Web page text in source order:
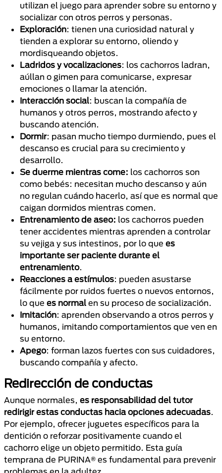
utilizan el juego para aprender sobre su entorno y
socializar con otros perros y personas.
Exploración: tienen una curiosidad natural y
tienden a explorar su entorno, oliendo y
mordisqueando objetos.
Ladridos y vocalizaciones: los cachorros ladran,
aúllan o gimen para comunicarse, expresar
emociones o llamar la atención.
Interacción social: buscan la compañía de
humanos y otros perros, mostrando afecto y
buscando atención.
Dormir: pasan mucho tiempo durmiendo, pues el
descanso es crucial para su crecimiento y
desarrollo.
Se duerme mientras come: los cachorros son
como bebés: necesitan mucho descanso y aún
no regulan cuándo hacerlo, así que es normal que
caigan dormidos mientras comen.
Entrenamiento de aseo: los cachorros pueden
tener accidentes mientras aprenden a controlar
su vejiga y sus intestinos, por lo que es
importante ser paciente durante el
entrenamiento.
Reacciones a estímulos: pueden asustarse
fácilmente por ruidos fuertes o nuevos entornos,
lo que es normal en su proceso de socialización.
Imitación: aprenden observando a otros perros y
humanos, imitando comportamientos que ven en
su entorno.
Apego: forman lazos fuertes con sus cuidadores,
buscando compañía y afecto.
Redirección de conductas
Aunque normales, es responsabilidad del tutor
redirigir estas conductas hacia opciones adecuadas.
Por ejemplo, ofrecer juguetes específicos para la
dentición o reforzar positivamente cuando el
cachorro elige un objeto permitido. Esta guía
temprana de PURINA® es fundamental para prevenir